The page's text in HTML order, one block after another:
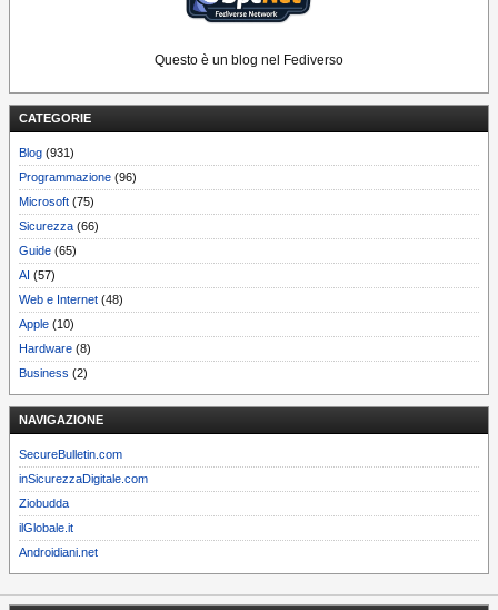
Questo è un blog nel Fediverso
CATEGORIE
Blog (931)
Programmazione (96)
Microsoft (75)
Sicurezza (66)
Guide (65)
AI (57)
Web e Internet (48)
Apple (10)
Hardware (8)
Business (2)
NAVIGAZIONE
SecureBulletin.com
inSicurezzaDigitale.com
Ziobudda
ilGlobale.it
Androidiani.net